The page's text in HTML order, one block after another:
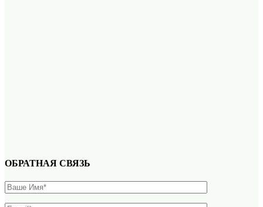
ОБРАТНАЯ СВЯЗЬ